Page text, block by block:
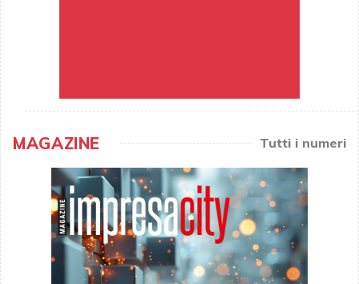
MAGAZINE Tutti i numeri